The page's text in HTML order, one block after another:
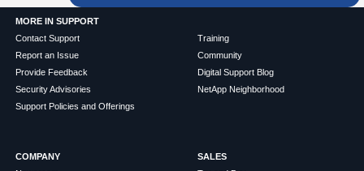
MORE IN SUPPORT
Contact Support
Report an Issue
Provide Feedback
Security Advisories
Support Policies and Offerings
Training
Community
Digital Support Blog
NetApp Neighborhood
COMPANY
SALES